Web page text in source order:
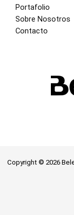
Portafolio
Sobre Nosotros
Contacto
Copyright © 2026